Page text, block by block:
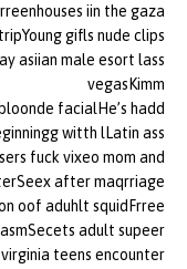
iin the gaza
gifls nude clips
asiian male esort lass
vegasKimm
facialHe’s hadd
witth lLatin ass
fuck vixeo mom and
after maqrriage
oof aduhlt squidFrree
adult supeer
teens encounter